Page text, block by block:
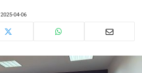
2025-04-06